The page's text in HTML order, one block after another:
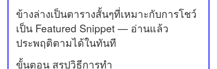
ข้างล่างเป็นตารางสั้นๆที่เหมาะกับการโชว์
เป็น Featured Snippet — อ่านแล้ว
ประพฤติตามได้ในทันที
ขั้นตอน สรุปวิธีการทำ